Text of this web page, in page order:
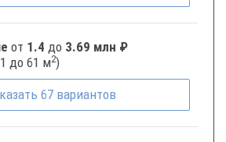
от 1.4 до 3.69 млн ₽
до 61 м2)
67 вариантов